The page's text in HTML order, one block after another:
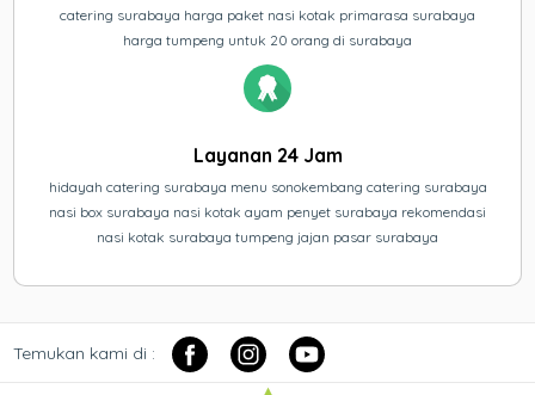
catering surabaya harga paket nasi kotak primarasa surabaya
harga tumpeng untuk 20 orang di surabaya
Layanan 24 Jam
hidayah catering surabaya menu sonokembang catering surabaya
nasi box surabaya nasi kotak ayam penyet surabaya rekomendasi
nasi kotak surabaya tumpeng jajan pasar surabaya
Temukan kami di :